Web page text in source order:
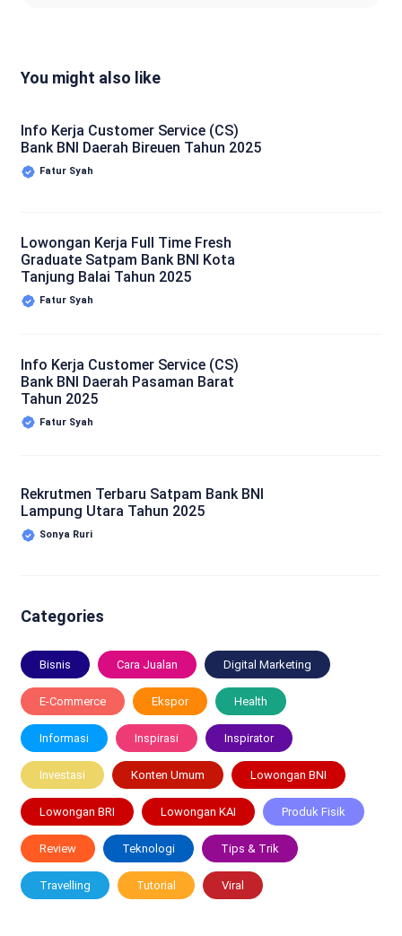
You might also like
Info Kerja Customer Service (CS)
Bank BNI Daerah Bireuen Tahun 2025
Fatur Syah
Lowongan Kerja Full Time Fresh
Graduate Satpam Bank BNI Kota
Tanjung Balai Tahun 2025
Fatur Syah
Info Kerja Customer Service (CS)
Bank BNI Daerah Pasaman Barat
Tahun 2025
Fatur Syah
Rekrutmen Terbaru Satpam Bank BNI
Lampung Utara Tahun 2025
Sonya Ruri
Categories
Bisnis Cara Jualan Digital Marketing
E-Commerce Ekspor Health
Informasi Inspirasi Inspirator
Investasi Konten Umum Lowongan BNI
Lowongan BRI Lowongan KAI Produk Fisik
Review Teknologi Tips & Trik
Travelling Tutorial Viral